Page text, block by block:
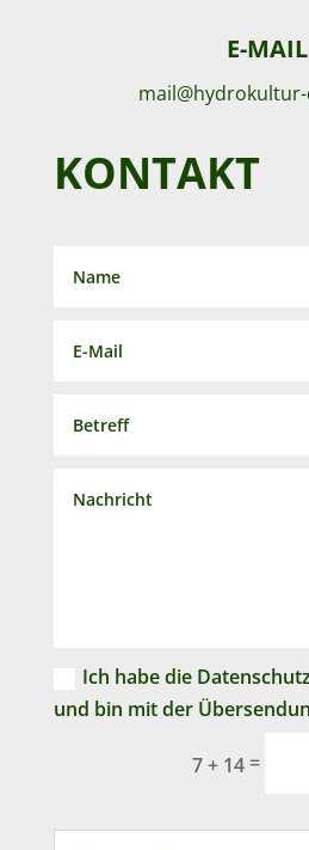
E-MAIL
KONTAKT
Ich habe die
und bin mit der
7 + 14=